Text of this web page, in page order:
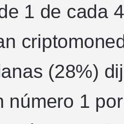
1 de cada
(28%)
número 1